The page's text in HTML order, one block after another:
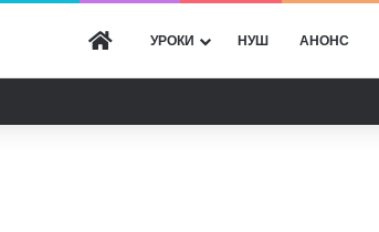
ГОЛОВНА
УРОКИ НУШ АНОНС